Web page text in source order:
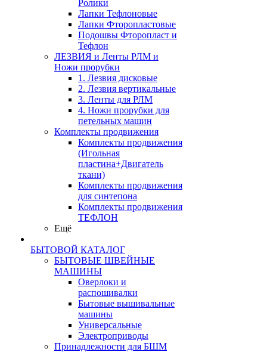
Ролики
Лапки Тефлоновые
Лапки Фторопластовые
Подошвы Фторопласт и
Тефлон
ЛЕЗВИЯ и Ленты РЛМ и
Ножи прорубки
1. Лезвия дисковые
2. Лезвия вертикальные
3. Ленты для РЛМ
4. Ножи прорубки для
петельных машин
Комплекты продвижения
Комплекты продвижения
(Игольная
пластина+Двигатель
ткани)
Комплекты продвижения
для синтепона
Комплекты продвижения
ТЕФЛОН
Ещё
БЫТОВОЙ КАТАЛОГ
БЫТОВЫЕ ШВЕЙНЫЕ
МАШИНЫ
Оверлоки и
распошивалки
Бытовые вышивальные
машины
Универсальные
Электроприводы
Принадлежности для БШМ